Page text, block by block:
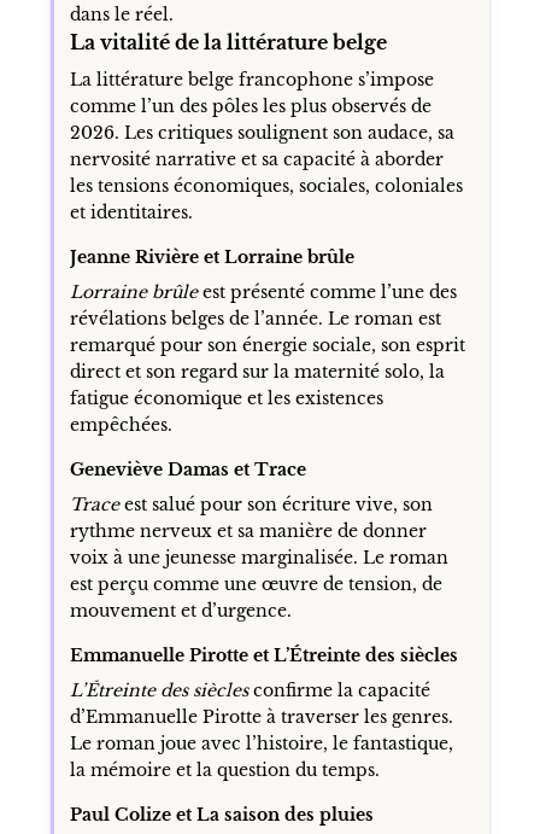
dans le réel.
La vitalité de la littérature belge
La littérature belge francophone s’impose
comme l’un des pôles les plus observés de
2026. Les critiques soulignent son audace, sa
nervosité narrative et sa capacité à aborder
les tensions économiques, sociales, coloniales
et identitaires.
Jeanne Rivière et Lorraine brûle
Lorraine brûleest présenté comme l’une des
révélations belges de l’année. Le roman est
remarqué pour son énergie sociale, son esprit
direct et son regard sur la maternité solo, la
fatigue économique et les existences
empêchées.
Geneviève Damas et Trace
Traceest salué pour son écriture vive, son
rythme nerveux et sa manière de donner
voix à une jeunesse marginalisée. Le roman
est perçu comme une œuvre de tension, de
mouvement et d’urgence.
Emmanuelle Pirotte et L’Étreinte des siècles
L’Étreinte des sièclesconfirme la capacité
d’Emmanuelle Pirotte à traverser les genres.
Le roman joue avec l’histoire, le fantastique,
la mémoire et la question du temps.
Paul Colize et La saison des pluies